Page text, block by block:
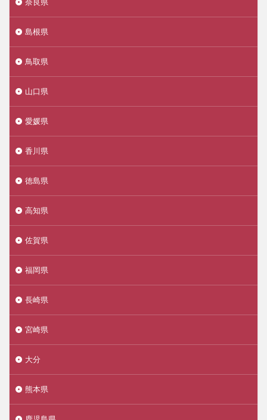
島根県
鳥取県
山口県
愛媛県
香川県
徳島県
高知県
佐賀県
福岡県
長崎県
宮崎県
大分
熊本県